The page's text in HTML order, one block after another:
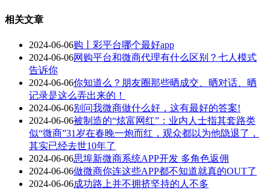
相关文章
2024-06-06购丨彩平台哪个最好app
2024-06-06网购平台和微商代理有什么区别？七人模式
告诉你
2024-06-06你知道么？朋友圈那些晒成交、晒对话、晒
记录是这么弄出来的！
2024-06-06别问我微商做什么好，这有最好的答案!
2024-06-06被制造的“炫富网红”：业内人士指其套路类
似“微商”31岁在春晚一炮而红，观众都以为他隐退了，
其实已经去世10年了
2024-06-06思埠新微商系统APP开发 多角色返佣
2024-06-06做微商你连这些APP都不知道就真的OUT了
2024-06-06成功路上并不拥挤坚持的人不多